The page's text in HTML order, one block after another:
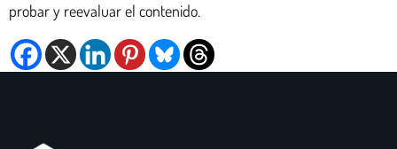
probar y reevaluar el contenido.